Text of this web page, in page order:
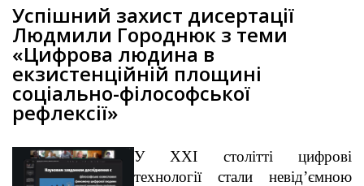
Успішний захист дисертації
Людмили Городнюк з теми
«Цифрова людина в
екзистенційній площині
соціально-філософської
рефлексії»
У XXI столітті цифрові
технології стали невід’ємною